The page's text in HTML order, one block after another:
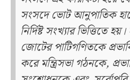
সংসদে ভোট আনুপাতিক
নির্দিষ্ট সংখ্যার ভিত্তিতে
জোটের পাটিগণিতকে
করে মন্ত্রিসভা গঠনকে,